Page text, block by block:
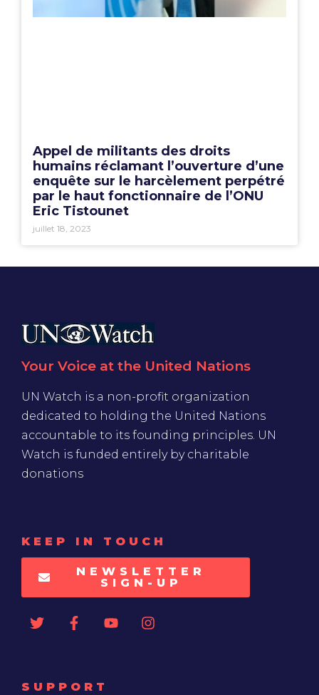
Appel de militants des droits
humains réclamant l’ouverture d’une
enquête sur le harcèlement perpétré
par le haut fonctionnaire de l’ONU
Eric Tistounet
juillet 18, 2023
Your Voice at the United Nations
UN Watch is a non-profit organization
dedicated to holding the United Nations
accountable to its founding principles. UN
Watch is funded entirely by charitable
donations
KEEP IN TOUCH
NEWSLETTER
SIGN-UP
SUPPORT